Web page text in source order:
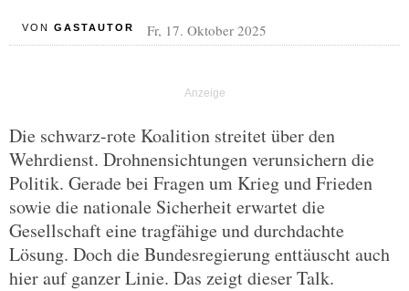
VON GASTAUTOR Fr, 17. Oktober 2025
Die schwarz-rote Koalition streitet über den
Wehrdienst. Drohnensichtungen verunsichern die
Politik. Gerade bei Fragen um Krieg und Frieden
sowie die nationale Sicherheit erwartet die
Gesellschaft eine tragfähige und durchdachte
Lösung. Doch die Bundesregierung enttäuscht auch
hier auf ganzer Linie. Das zeigt dieser Talk.